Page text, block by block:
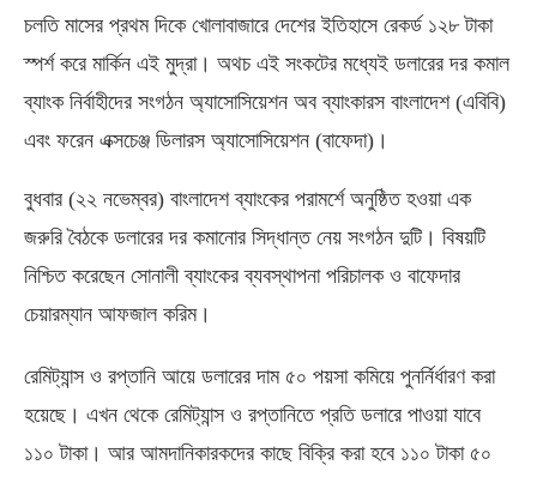
চলতি মাসের প্রথম দিকে খোলাবাজারে দেশের ইতিহাসে রেকর্ড ১২৮ টাকা
স্পর্শ করে মার্কিন এই মুদ্রা। অথচ এই সংকটের মধ্যেই ডলারের দর কমাল
ব্যাংক নির্বাহীদের সংগঠন অ্যাসোসিয়েশন অব ব্যাংকারস বাংলাদেশ (এবিবি)
এবং ফরেন এক্সচেঞ্জ ডিলারস অ্যাসোসিয়েশন (বাফেদা) ।
বুধবার (২২ নভেম্বর) বাংলাদেশ ব্যাংকের পরামর্শে অনুষ্ঠিত হওয়া এক
জরুরি বৈঠকে ডলারের দর কমানোর সিদ্ধান্ত নেয় সংগঠন দুটি। বিষয়টি
নিশ্চিত করেছেন সোনালী ব্যাংকের ব্যবস্থাপনা পরিচালক ও বাফেদার
চেয়ারম্যান আফজাল করিম।
রেমিট্যান্স ও রপ্তানি আয়ে ডলারের দাম ৫০ পয়সা কমিয়ে পুনর্নির্ধারণ করা
হয়েছে। এখন থেকে রেমিট্যান্স ও রপ্তানিতে প্রতি ডলারে পাওয়া যাবে
১১০ টাকা। আর আমদানিকারকদের কাছে বিক্রি করা হবে ১১০ টাকা ৫০